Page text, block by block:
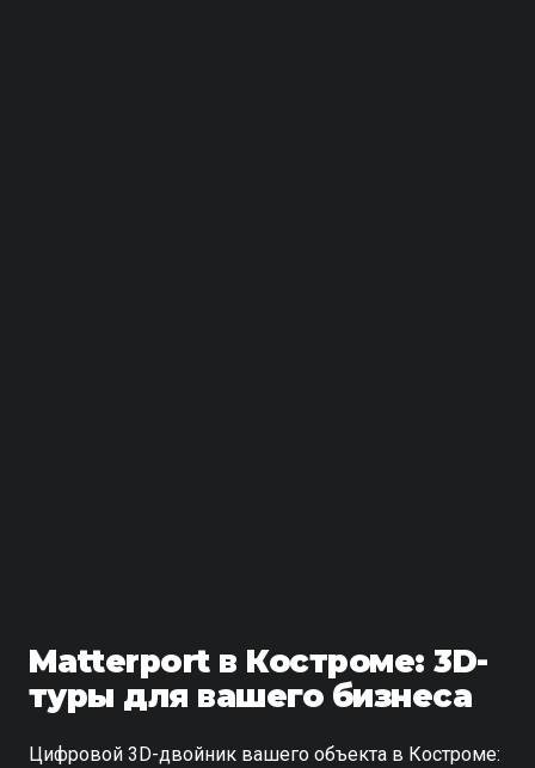
Matterport в Костроме: 3D-
туры для вашего бизнеса
Цифровой 3D-двойник вашего объекта в Костроме: